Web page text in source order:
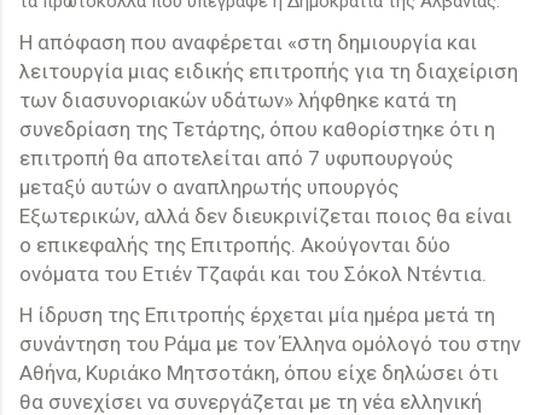
Η απόφαση που αναφέρεται «στη δημιουργία και
λειτουργία μιας ειδικής επιτροπής για τη διαχείριση
των διασυνοριακών υδάτων» λήφθηκε κατά τη
συνεδρίαση της Τετάρτης, όπου καθορίστηκε ότι η
επιτροπή θα αποτελείται από 7 υφυπουργούς
μεταξύ αυτών ο αναπληρωτής υπουργός
Εξωτερικών, αλλά δεν διευκρινίζεται ποιος θα είναι
ο επικεφαλής της Επιτροπής. Ακούγονται δύο
ονόματα του Ετιέν Τζαφάι και του Σόκολ Ντέντια.
Η ίδρυση της Επιτροπής έρχεται μία ημέρα μετά τη
συνάντηση του Ράμα με τον Έλληνα ομόλογό του στην
Αθήνα, Κυριάκο Μητσοτάκη, όπου είχε δηλώσει ότι
θα συνεχίσει να συνεργάζεται με τη νέα ελληνική